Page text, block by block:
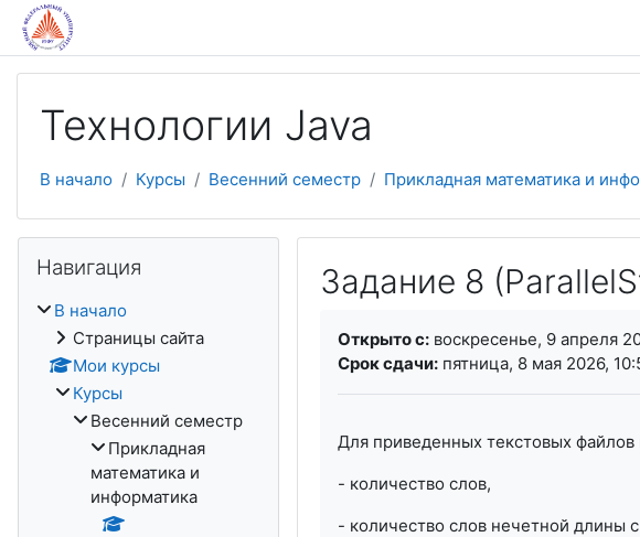
Перейти к основному содержанию
Технологии Java
В начало Курсы Весенний семестр Прикладная математика и
Задание 8
Открыто с:воскресенье, 9 апреля
Срок сдачи:пятница, 8 мая 2026,
Для приведенных текстовых файлов
- количество слов,
- количество слов нечетной длины
Навигация
В начало
Страницы сайта
Мои курсы
Курсы
Весенний семестр
Прикладная
математика и
информатика